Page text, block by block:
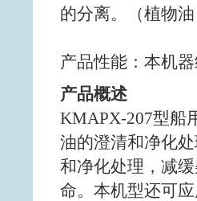
的分离。（植物
产品性能：本机
产品概述
KMAPX-207型船
油的澄清和净化
和净化处理，减
命。本机型还可